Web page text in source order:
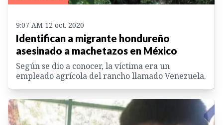
9:07 AM 12 oct. 2020
Identifican a migrante hondureño
asesinado a machetazos en México
Según se dio a conocer, la víctima era un
empleado agrícola del rancho llamado Venezuela.